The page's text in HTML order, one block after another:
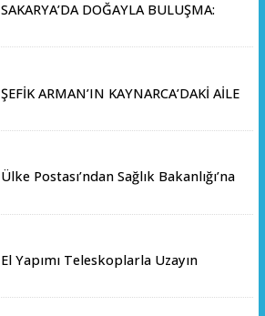
SAKARYA’DA DOĞAYLA BULUŞMA:
ÖRNEK "AİLE KAMPI" ETKİNLİĞİ
ŞEFİK ARMAN’IN KAYNARCA’DAKİ AİLE
Ülke Postası’ndan Sağlık Bakanlığı’na
El Yapımı Teleskoplarla Uzayın